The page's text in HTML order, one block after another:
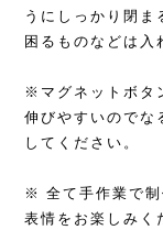
うにしっかり閉ま
困るものなどは入
※マグネットボタ
伸びやすいのでな
してください。
※ 全て手作業で制
表情をお楽しみく